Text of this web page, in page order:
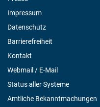
Impressum
Datenschutz
Barrierefreiheit
Kontakt
Webmail / E-Mail
Status aller Systeme
Amtliche Bekanntmachungen